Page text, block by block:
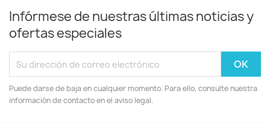
Infórmese de nuestras últimas noticias y
ofertas especiales
Puede darse de baja en cualquier momento. Para ello, consulte nuestra
información de contacto en el aviso legal.